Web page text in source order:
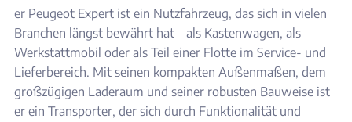
er Peugeot Expert ist ein Nutzfahrzeug, das sich in vielen
Branchen längst bewährt hat – als Kastenwagen, als
Werkstattmobil oder als Teil einer Flotte im Service- und
Lieferbereich. Mit seinen kompakten Außenmaßen, dem
großzügigen Laderaum und seiner robusten Bauweise ist
er ein Transporter, der sich durch Funktionalität und